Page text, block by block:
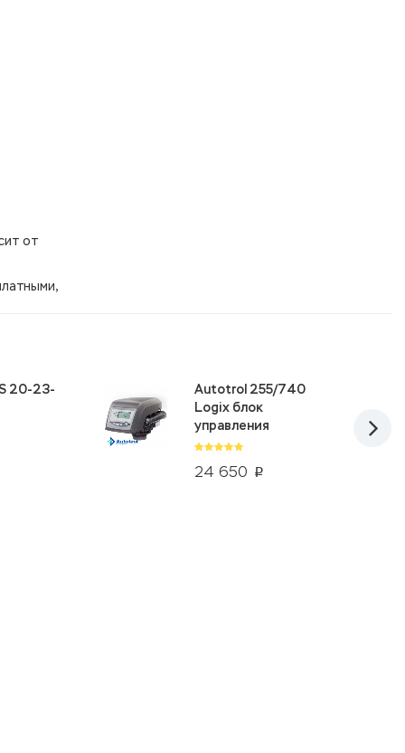
от
20-23-
24 650 p
Autotrol 255/740
Logix блок
управления